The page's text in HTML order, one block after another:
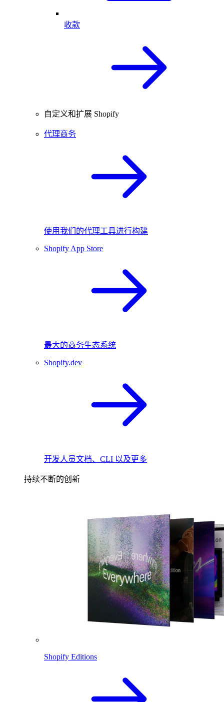
收款
自定义和扩展 Shopify
代理商务
使用我们的代理工具进行构建
Shopify App Store
最大的商务生态系统
Shopify.dev
开发人员文档、CLI 以及更多
持续不断的创新
Shopify Editions